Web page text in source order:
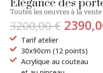
Élégance des
Toutes les oeuvres à la vente
3200,00€
Tarif atelier
30x90cm (12 points)
Acrylique au couteau